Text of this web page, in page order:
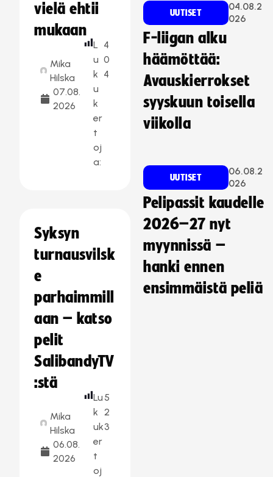
vielä ehtii
mukaan
Mika
Hilska
07.08.
2026
L
u
k
u
k
er
t
oj
a:
4
0
4
Syksyn
turnausvilsk
e
parhaimmill
aan – katso
pelit
SalibandyTV
:stä
Mika
Hilska
06.08.
2026
Lu
k
uk
er
t
oj
5
2
3
UUTISET
04.08.2
026
F-liigan alku
häämöttää:
Avauskierrokset
syyskuun toisella
viikolla
UUTISET
06.08.2
026
Pelipassit kaudelle
2026–27 nyt
myynnissä –
hanki ennen
ensimmäistä peliä